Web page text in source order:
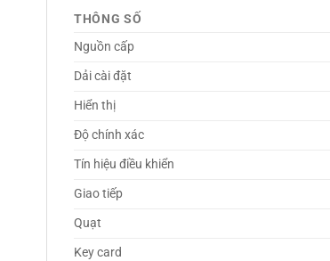
THÔNG SỐ
Nguồn cấp
Dải cài đặt
Hiển thị
Độ chính xác
Tín hiệu điều khiển
Giao tiếp
Quạt
Key card